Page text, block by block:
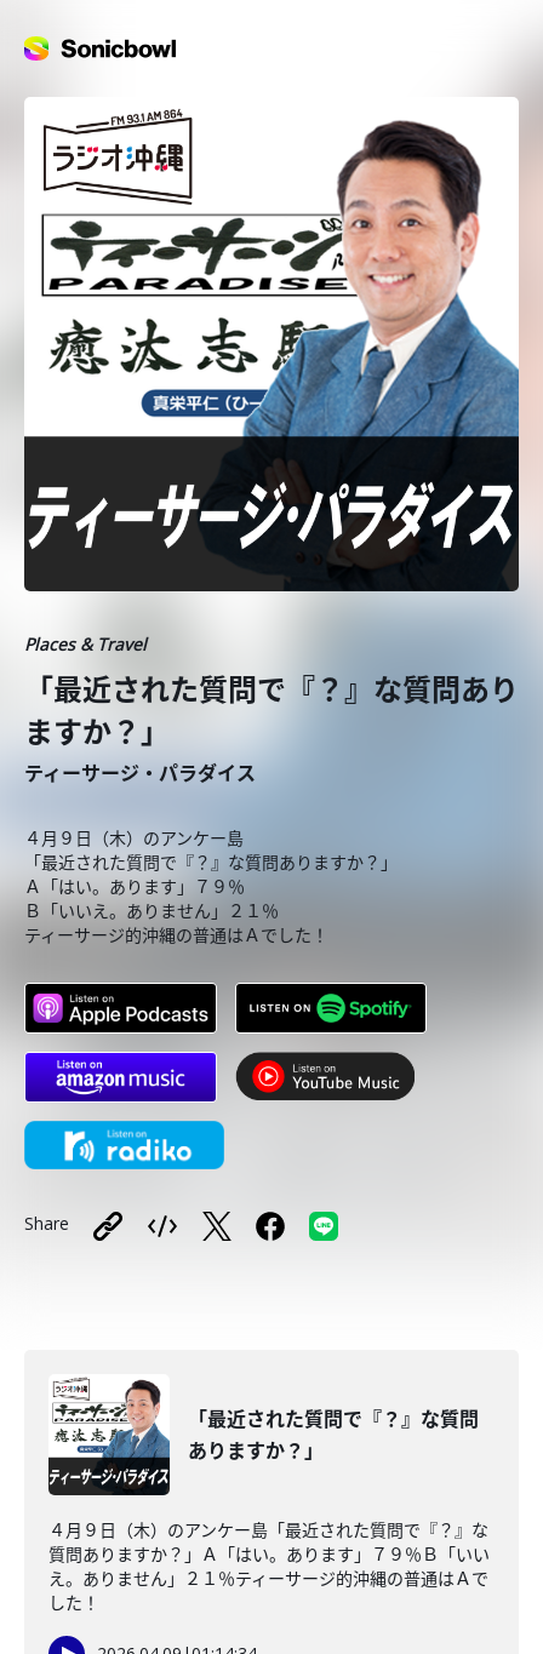
Places & Travel
「最近された質問で『？』な質問あり
ますか？」
ティーサージ・パラダイス
４月９日（木）のアンケー島
「最近された質問で『？』な質問ありますか？」
Ａ「はい。あります」７９％
Ｂ「いいえ。ありません」２１％
ティーサージ的沖縄の普通はＡでした！
Share
「最近された質問で『？』な質問
ありますか？」
４月９日（木）のアンケー島「最近された質問で『？』な
質問ありますか？」Ａ「はい。あります」７９％Ｂ「いい
え。ありません」２１％ティーサージ的沖縄の普通はＡで
した！